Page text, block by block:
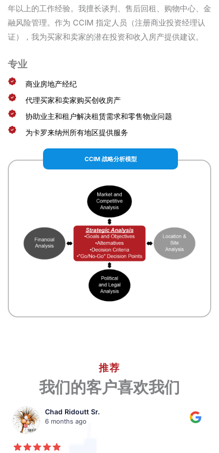
年以上的工作经验。我擅长谈判、售后回租、购物中心、金
融风险管理。作为 CCIM 指定人员（注册商业投资经理认
证），我为买家和卖家的潜在投资和收入房产提供建议。
专业
商业房地产经纪
代理买家和卖家购买创收房产
协助业主和租户解决租赁需求和零售物业问题
为卡罗来纳州所有地区提供服务
CCIM 战略分析模型
推荐
我们的客户喜欢我们
Chad Ridoutt Sr.
6 months ago